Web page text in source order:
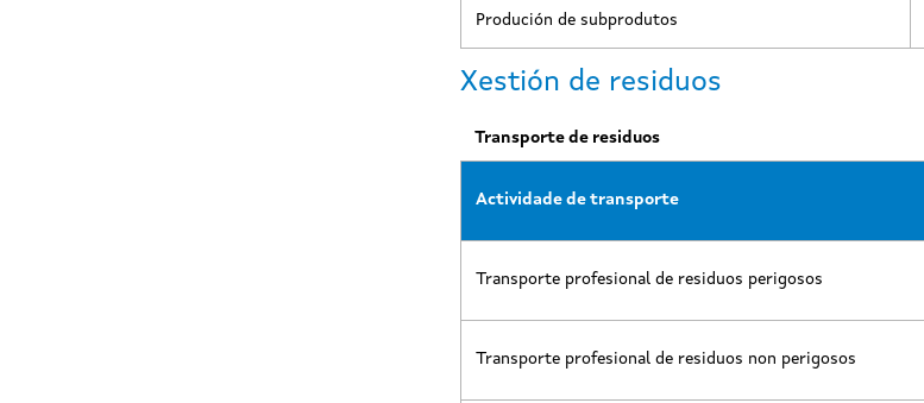
Produción de subprodutos
Xestión de residuos
Transporte de residuos
Actividade de transporte
Transporte profesional de residuos perigosos
Transporte profesional de residuos non perigosos